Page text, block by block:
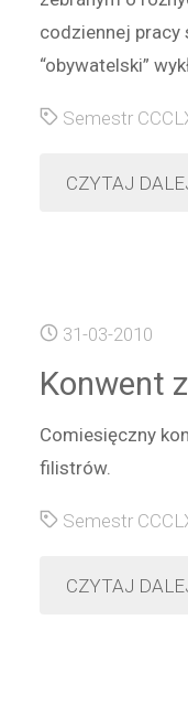
codziennej pracy
“obywatelski”
Semestr
CZYTAJ
31-03-2010
Konwent
Comiesięczny
filistrów.
Semestr
CZYTAJ